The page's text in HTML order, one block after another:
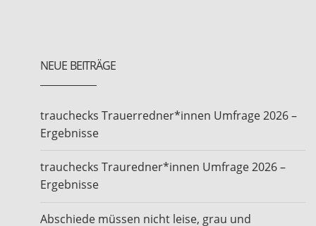
NEUE BEITRÄGE
trauchecks Trauerredner*innen Umfrage 2026 –
Ergebnisse
trauchecks Trauredner*innen Umfrage 2026 –
Ergebnisse
Abschiede müssen nicht leise, grau und